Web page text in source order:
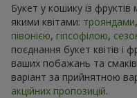
Букет у кошику із
якими квітами: трояндами,
півонією, гіпсофілою,
поєднання букет квітів і
ваших побажань та
варіант за прийнятною
акційних пропозицій.